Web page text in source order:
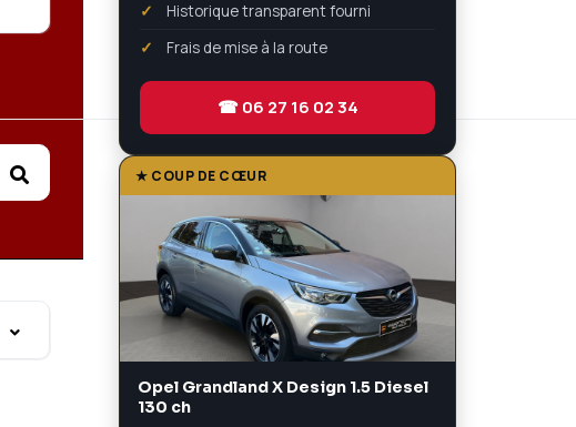
Historique transparent fourni
Frais de mise à la route
☎ 06 27 16 02 34
★ COUP DE CŒUR
Opel Grandland X Design 1.5 Diesel
130 ch